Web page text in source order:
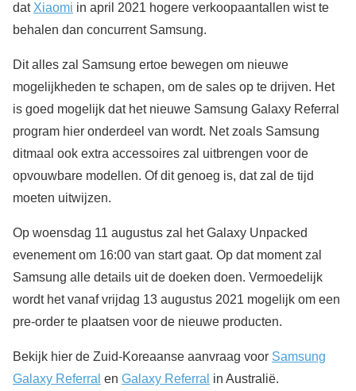
datXiaomi in april 2021 hogere verkoopaantallen wist te
behalen dan concurrent Samsung.
Dit alles zal Samsung ertoe bewegen om nieuwe
mogelijkheden te schapen, om de sales op te drijven. Het
is goed mogelijk dat het nieuwe Samsung Galaxy Referral
program hier onderdeel van wordt. Net zoals Samsung
ditmaal ook extra accessoires zal uitbrengen voor de
opvouwbare modellen. Of dit genoeg is, dat zal de tijd
moeten uitwijzen.
Op woensdag 11 augustus zal het Galaxy Unpacked
evenement om 16:00 van start gaat. Op dat moment zal
Samsung alle details uit de doeken doen. Vermoedelijk
wordt het vanaf vrijdag 13 augustus 2021 mogelijk om een
pre-order te plaatsen voor de nieuwe producten.
Bekijk hier de Zuid-Koreaanse aanvraag voor Samsung
Galaxy Referral en Galaxy Referral in Australië.